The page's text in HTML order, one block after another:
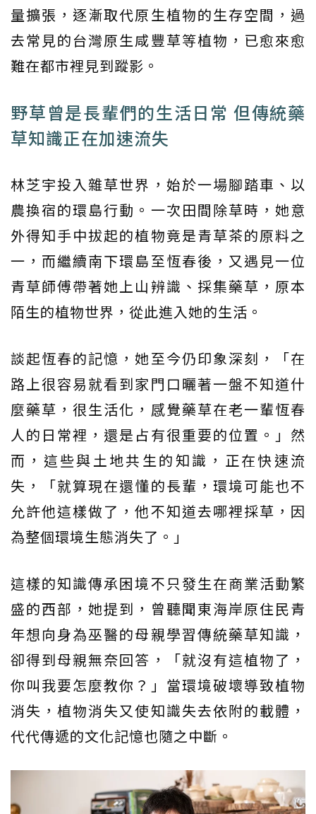
量擴張，逐漸取代原生植物的生存空間，過
去常見的台灣原生咸豐草等植物，已愈來愈
難在都市裡見到蹤影。
野草曾是長輩們的生活日常 但傳統藥
草知識正在加速流失
林芝宇投入雜草世界，始於一場腳踏車、以
農換宿的環島行動。一次田間除草時，她意
外得知手中拔起的植物竟是青草茶的原料之
一，而繼續南下環島至恆春後，又遇見一位
青草師傅帶著她上山辨識、採集藥草，原本
陌生的植物世界，從此進入她的生活。
談起恆春的記憶，她至今仍印象深刻，「在
路上很容易就看到家門口曬著一盤不知道什
麼藥草，很生活化，感覺藥草在老一輩恆春
人的日常裡，還是占有很重要的位置。」然
而，這些與土地共生的知識，正在快速流
失，「就算現在還懂的長輩，環境可能也不
允許他這樣做了，他不知道去哪裡採草，因
為整個環境生態消失了。」
這樣的知識傳承困境不只發生在商業活動繁
盛的西部，她提到，曾聽聞東海岸原住民青
年想向身為巫醫的母親學習傳統藥草知識，
卻得到母親無奈回答，「就沒有這植物了，
你叫我要怎麼教你？」當環境破壞導致植物
消失，植物消失又使知識失去依附的載體，
代代傳遞的文化記憶也隨之中斷。